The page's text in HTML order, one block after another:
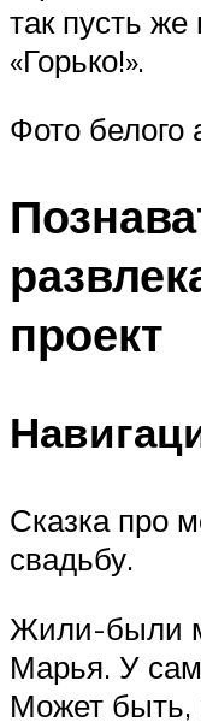
так пусть же
«Горько!».
Фото белого
проект
Сказка про
свадьбу.
Жили-были
Марья. У
Может быть,